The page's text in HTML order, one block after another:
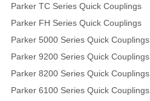
Parker TC Series Quick Couplings
Parker FH Series Quick Couplings
Parker 5000 Series Quick Couplings
Parker 9200 Series Quick Couplings
Parker 8200 Series Quick Couplings
Parker 6100 Series Quick Couplings